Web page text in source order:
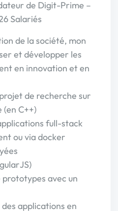
de Digit-Prime –
Salariés
de la société, mon
et développer les
en innovation et en
de recherche sur
C++)
full-stack
ou via docker
prototypes avec un
applications en